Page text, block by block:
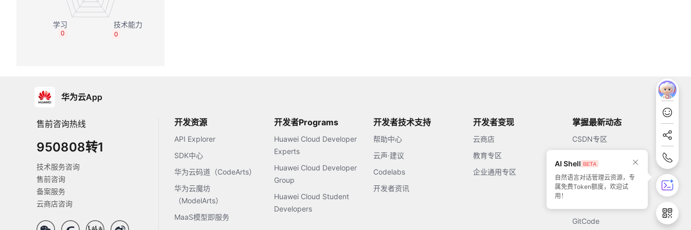
0
0
华为云App
售前咨询热线
950808转1
技术服务咨询
售前咨询
备案服务
云商店咨询
开发资源
API Explorer
SDK中心
华为云码道（CodeArts）
华为云魔坊
（ModelArts）
MaaS模型即服务
开发者Programs
Huawei Cloud Developer
Experts
Huawei Cloud Developer
Group
Huawei Cloud Student
Developers
开发者技术支持
帮助中心
云声·建议
Codelabs
开发者资讯
开发者变现
云商店
教育专区
企业通用专区
掌握最新动态
CSDN专区
51CTO
GitCode
AI Shell
自然语言对话管理云资源，专
属免费Token额度，欢迎试
用！